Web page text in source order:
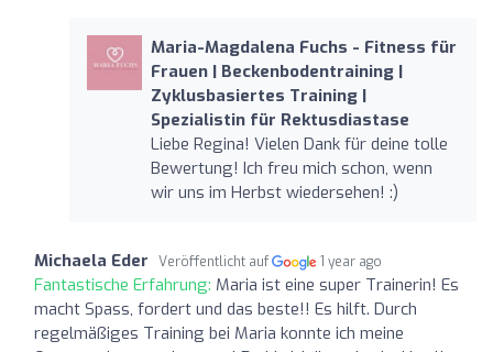
Maria-Magdalena Fuchs - Fitness für
Frauen | Beckenbodentraining |
Zyklusbasiertes Training |
Spezialistin für Rektusdiastase
Liebe Regina! Vielen Dank für deine tolle
Bewertung! Ich freu mich schon, wenn
wir uns im Herbst wiedersehen! :)
Michaela Eder Veröffentlicht auf 1 year ago
Fantastische Erfahrung: Maria ist eine super Trainerin! Es
macht Spass, fordert und das beste!! Es hilft. Durch
regelmäßiges Training bei Maria konnte ich meine